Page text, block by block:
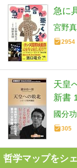
急に
宮野
2954
天皇
新書
國分
305
哲学マップをシ